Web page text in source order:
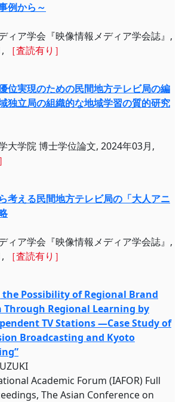
例から～
ィア学会『映像情報メディア学会誌』,
［査読有り］
位実現のための民間地方テレビ局の編
独立局の組織的な地域学習の質的研究
大学院 博士学位論文, 2024年03月,
考える民間地方テレビ局の「大人アニ
ィア学会『映像情報メディア学会誌』,
［査読有り］
the Possibility of Regional Brand
Through Regional Learning by
TV Stations —Case Study of
Broadcasting and Kyoto
Academic Forum (IAFOR) Full
The Asian Conference on